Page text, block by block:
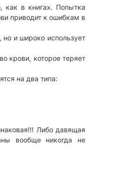
как в книгах. Попытка
приводит к ошибкам в
и широко использует
крови, которое теряет
на два типа:
Либо давящая
вообще никогда не